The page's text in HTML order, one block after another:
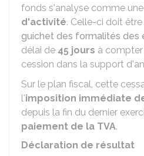
fonds s'analyse comme une
d'activité. Celle-ci doit
guichet des formalités des
délai de 45 jours à
cession dans la support
Sur le plan fiscal, cette
l'imposition immédiate
depuis la fin du dernier
paiement de la TVA.
Déclaration de résultat